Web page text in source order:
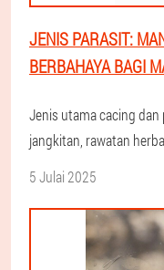
JENIS PARASIT:
BERBAHAYA BAGI
Jenis utama cacing
jangkitan, rawatan
5 Julai 2025